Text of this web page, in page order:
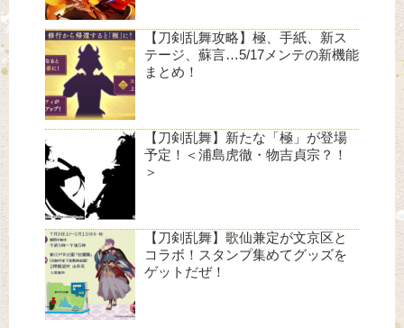
【刀剣乱舞攻略】極、手紙、新ス
テージ、蘇言…5/17メンテの新機能
まとめ！
【刀剣乱舞】新たな「極」が登場
予定！＜浦島虎徹・物吉貞宗？！
＞
【刀剣乱舞】歌仙兼定が文京区と
コラボ！スタンプ集めてグッズを
ゲットだぜ！